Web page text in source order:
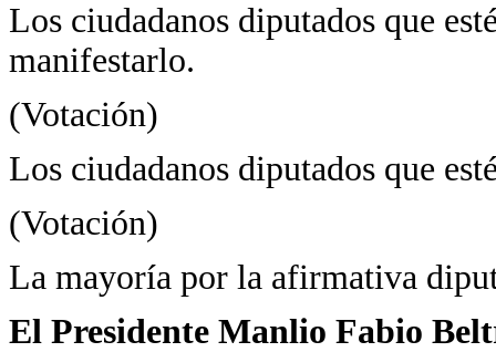
Los ciudadanos diputados que
manifestarlo.
(Votación)
Los ciudadanos diputados que
(Votación)
La mayoría por la afirmativa
El Presidente Manlio Fabio